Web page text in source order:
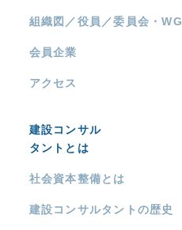
組織図／役員／委員会・WG
会員企業
アクセス
建設コンサル
タントとは
社会資本整備とは
建設コンサルタントの歴史